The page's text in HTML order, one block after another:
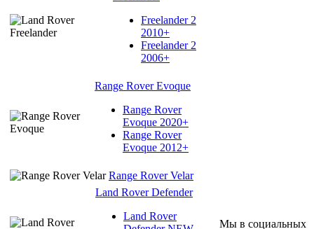
Freelander 2
2010+
Freelander 2
2006+
Range Rover Evoque
Range Rover
Evoque 2020+
Range Rover
Evoque 2012+
Range Rover Velar
Land Rover Defender
Land Rover
Мы в социальных